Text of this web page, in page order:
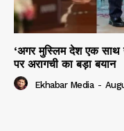
‘अगर मुस्लिम देश एक साथ
पर अरागची का बड़ा बयान
Ekhabar Media -